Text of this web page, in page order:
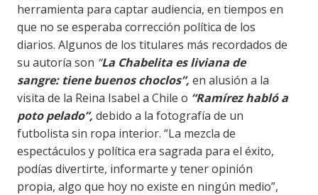
herramienta para captar audiencia, en tiempos en
que no se esperaba corrección política de los
diarios. Algunos de los titulares más recordados de
su autoría son “La Chabelita es liviana de
sangre: tiene buenos choclos”, en alusión a la
visita de la Reina Isabel a Chile o “Ramírez habló a
poto pelado”,debido a la fotografía de un
futbolista sin ropa interior. “La mezcla de
espectáculos y política era sagrada para el éxito,
podías divertirte, informarte y tener opinión
propia, algo que hoy no existe en ningún medio”,